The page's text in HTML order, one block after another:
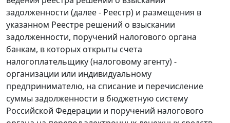
задолженности (далее - Реестр) и размещения в
указанном Реестре решений о взыскании
задолженности, поручений налогового органа
банкам, в которых открыты счета
налогоплательщику (налоговому агенту) -
организации или индивидуальному
предпринимателю, на списание и перечисление
суммы задолженности в бюджетную систему
Российской Федерации и поручений налогового